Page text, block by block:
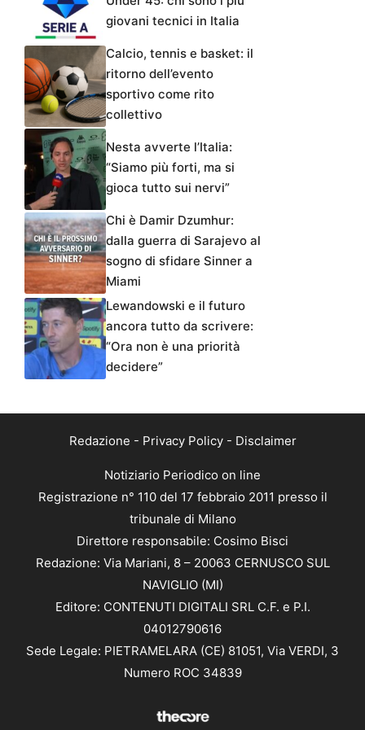
giovani tecnici in Italia
Calcio, tennis e basket: il
ritorno dell’evento
sportivo come rito
collettivo
Nesta avverte l’Italia:
“Siamo più forti, ma si
gioca tutto sui nervi”
Chi è Damir Dzumhur:
dalla guerra di Sarajevo al
sogno di sfidare Sinner a
Miami
Lewandowski e il futuro
ancora tutto da scrivere:
“Ora non è una priorità
decidere”
Redazione - Privacy Policy- Disclaimer
Notiziario Periodico on line
Registrazione n° 110 del 17 febbraio 2011 presso il
tribunale di Milano
Direttore responsabile: Cosimo Bisci
Redazione: Via Mariani, 8 – 20063 CERNUSCO SUL
NAVIGLIO (MI)
Editore: CONTENUTI DIGITALI SRL C.F. e P.I.
04012790616
Sede Legale: PIETRAMELARA (CE) 81051, Via VERDI, 3
Numero ROC 34839